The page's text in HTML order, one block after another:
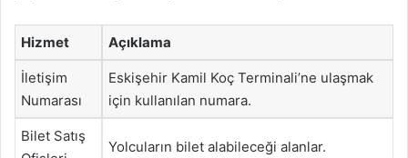
Hizmet Açıklama
İletişim
Numarası
Eskişehir Kamil Koç Terminali’ne ulaşmak
için kullanılan numara.
Bilet Satış
Yolcuların bilet alabileceği alanlar.